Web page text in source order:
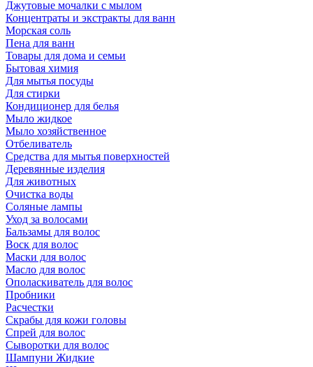
Джутовые мочалки с мылом
Концентраты и экстракты для ванн
Морская соль
Пена для ванн
Товары для дома и семьи
Бытовая химия
Для мытья посуды
Для стирки
Кондиционер для белья
Мыло жидкое
Мыло хозяйственное
Отбеливатель
Средства для мытья поверхностей
Деревянные изделия
Для животных
Очистка воды
Соляные лампы
Уход за волосами
Бальзамы для волос
Воск для волос
Маски для волос
Масло для волос
Ополаскиватель для волос
Пробники
Расчестки
Скрабы для кожи головы
Спрей для волос
Сыворотки для волос
Шампуни Жидкие